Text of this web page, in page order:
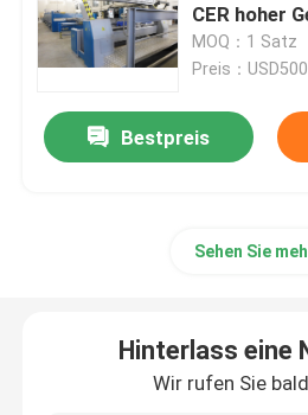
CER hoher
2400mm
MOQ：1 Satz
Preis：
Bestpreis
Sehen Sie
Hinterlass eine
Wir rufen Sie